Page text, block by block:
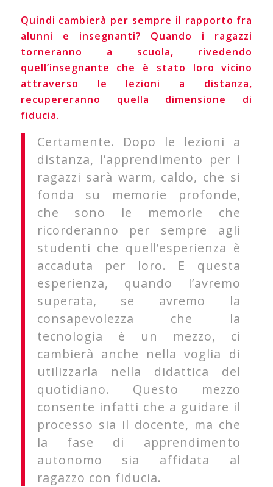
Quindi cambierà per sempre il rapporto fra
alunni e insegnanti? Quando i ragazzi
torneranno a scuola, rivedendo
quell’insegnante che è stato loro vicino
attraverso le lezioni a distanza,
recupereranno quella dimensione di
fiducia.
Certamente. Dopo le lezioni a
distanza, l’apprendimento per i
ragazzi sarà warm, caldo, che si
fonda su memorie profonde,
che sono le memorie che
ricorderanno per sempre agli
studenti che quell’esperienza è
accaduta per loro. E questa
esperienza, quando l’avremo
superata, se avremo la
consapevolezza che la
tecnologia è un mezzo, ci
cambierà anche nella voglia di
utilizzarla nella didattica del
quotidiano. Questo mezzo
consente infatti che a guidare il
processo sia il docente, ma che
la fase di apprendimento
autonomo sia affidata al
ragazzo con fiducia.